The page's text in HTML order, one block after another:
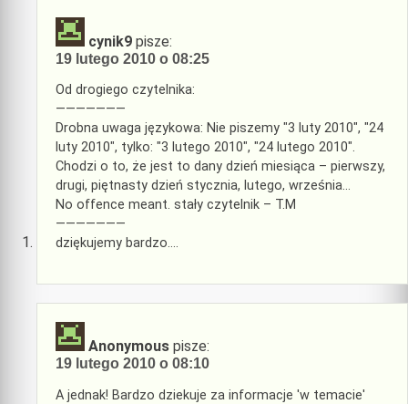
cynik9 pisze:
19 lutego 2010 o 08:25
Od drogiego czytelnika:
———————
Drobna uwaga językowa: Nie piszemy "3 luty 2010", "24
luty 2010", tylko: "3 lutego 2010", "24 lutego 2010".
Chodzi o to, że jest to dany dzień miesiąca – pierwszy,
drugi, piętnasty dzień stycznia, lutego, września…
No offence meant. stały czytelnik – T.M
———————
dziękujemy bardzo….
Anonymous pisze:
19 lutego 2010 o 08:10
A jednak! Bardzo dziekuje za informacje 'w temacie'